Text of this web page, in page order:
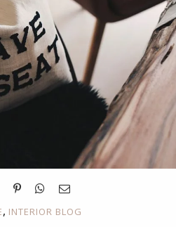
, INTERIOR BLOG